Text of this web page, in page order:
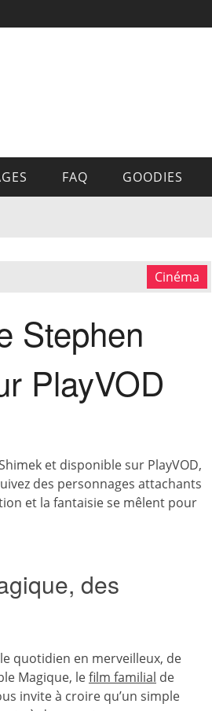
FAQ GOODIES
Cinéma
Stephen
PlayVOD
et disponible sur PlayVOD,
des personnages attachants
et la fantaisie se mêlent pour
des
quotidien en merveilleux, de
Magique, lefilm familial de
invite à croire qu’un simple